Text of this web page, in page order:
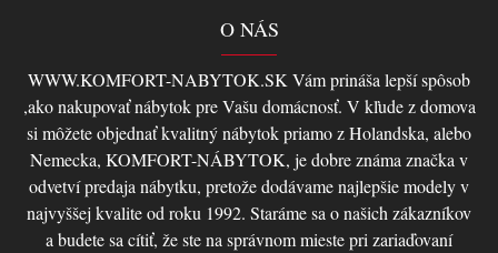
O NÁS
WWW.KOMFORT-NABYTOK.SK Vám prináša lepší spôsob
,ako nakupovať nábytok pre Vašu domácnosť. V kľude z domova
si môžete objednať kvalitný nábytok priamo z Holandska, alebo
Nemecka, KOMFORT-NÁBYTOK, je dobre známa značka v
odvetví predaja nábytku, pretože dodávame najlepšie modely v
najvyššej kvalite od roku 1992. Staráme sa o našich zákazníkov
a budete sa cítiť, že ste na správnom mieste pri zariaďovaní